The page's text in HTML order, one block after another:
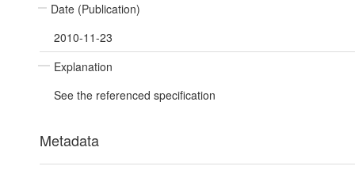
Date (Publication)
2010-11-23
Explanation
See the referenced specification
Metadata